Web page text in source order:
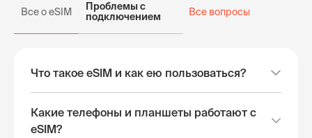
Все о eSIM
Проблемы с
подключением
Все вопросы
Что такое eSIM и как ею пользоваться?
Какие телефоны и планшеты работают с
eSIM?